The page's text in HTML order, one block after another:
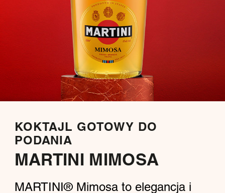
KOKTAJL GOTOWY DO
PODANIA
MARTINI MIMOSA
MARTINI® Mimosa to elegancja i